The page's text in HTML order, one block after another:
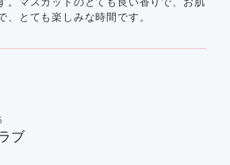
、とても楽しみな時間です。
ブ